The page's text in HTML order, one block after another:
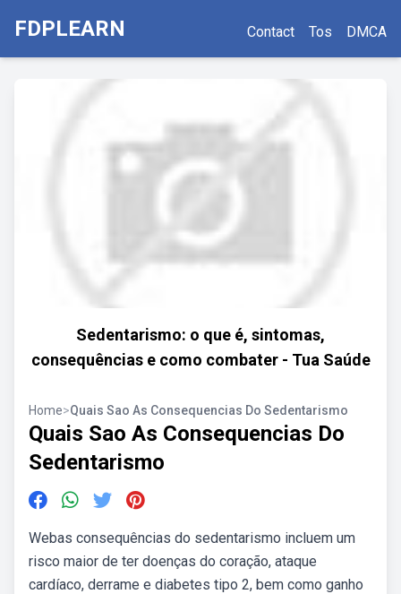
FDPLEARN Contact Tos DMCA
Sedentarismo: o que é, sintomas,
consequências e como combater - Tua Saúde
Home>Quais Sao As Consequencias Do Sedentarismo
Quais Sao As Consequencias Do
Sedentarismo
Webas consequências do sedentarismo incluem um
risco maior de ter doenças do coração, ataque
cardíaco, derrame e diabetes tipo 2, bem como ganho